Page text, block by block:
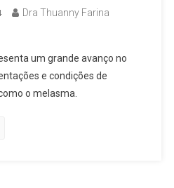
Dra Thuanny Farina
um grande avanço no
e condições de
o melasma.